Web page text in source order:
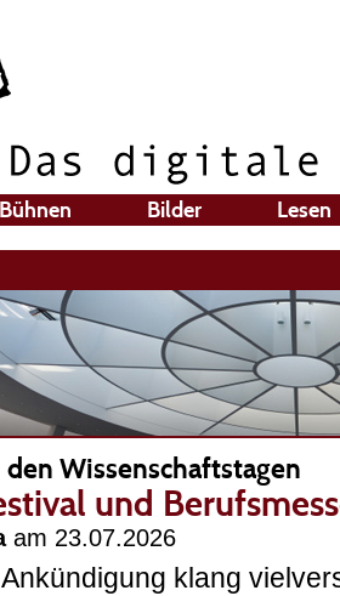
Bühnen Bilder Lesen
Wissenschaftstagen
und
am 23.07.2026
klang